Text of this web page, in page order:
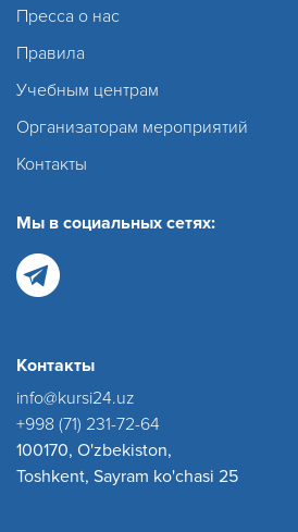
Пресса о нас
Правила
Учебным центрам
Организаторам мероприятий
Контакты
Мы в социальных сетях:
Контакты
info@kursi24.uz
+998 (71) 231-72-64
100170, O'zbekiston,
Toshkent, Sayram ko'chasi 25